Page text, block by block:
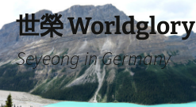
to
content
世榮 Worldglory
Seyeong in Germany